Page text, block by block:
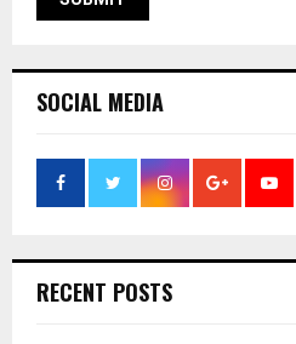
SOCIAL MEDIA
RECENT POSTS